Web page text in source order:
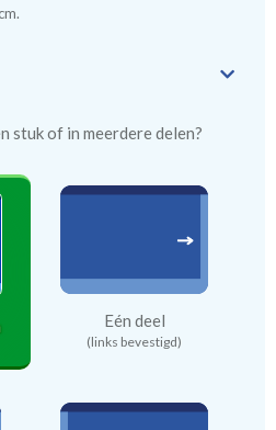
stuk of in meerdere delen?
Eén deel
(links bevestigd)